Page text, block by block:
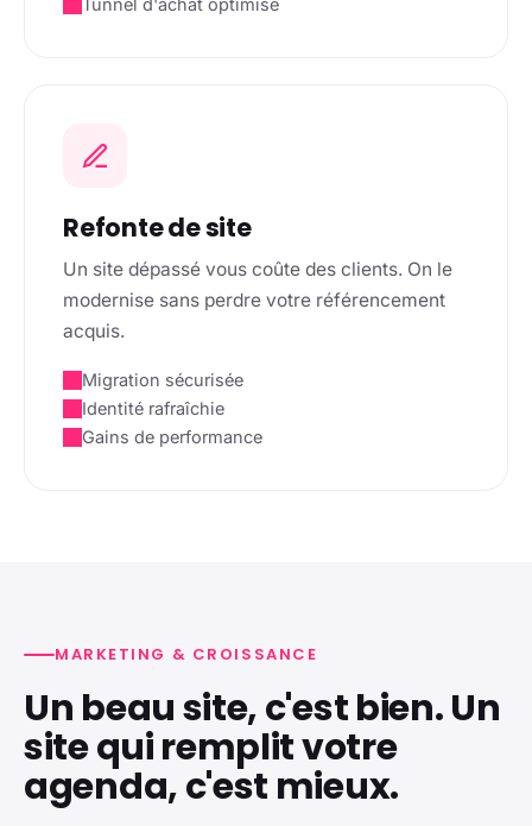
Tunnel d'achat optimisé
Refonte de site
Un site dépassé vous coûte des clients. On le
modernise sans perdre votre référencement
acquis.
Migration sécurisée
Identité rafraîchie
Gains de performance
MARKETING & CROISSANCE
Un beau site, c'est bien. Un
site qui remplit votre
agenda, c'est mieux.